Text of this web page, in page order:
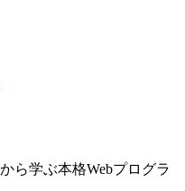
ら学ぶ本格Webプログラ